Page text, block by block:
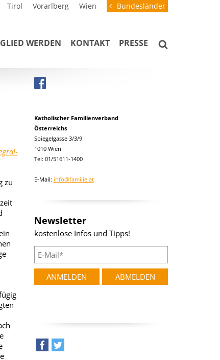
Tirol Vorarlberg Wien Bundesländer
WERDEN KONTAKT PRESSE
zu
Katholischer Familienverband
Österreichs
Spiegelgasse 3/3/9
1010 Wien
Tel: 01/51611-1400
E-Mail: info@familie.at
Newsletter
kostenlose Infos und Tipps!